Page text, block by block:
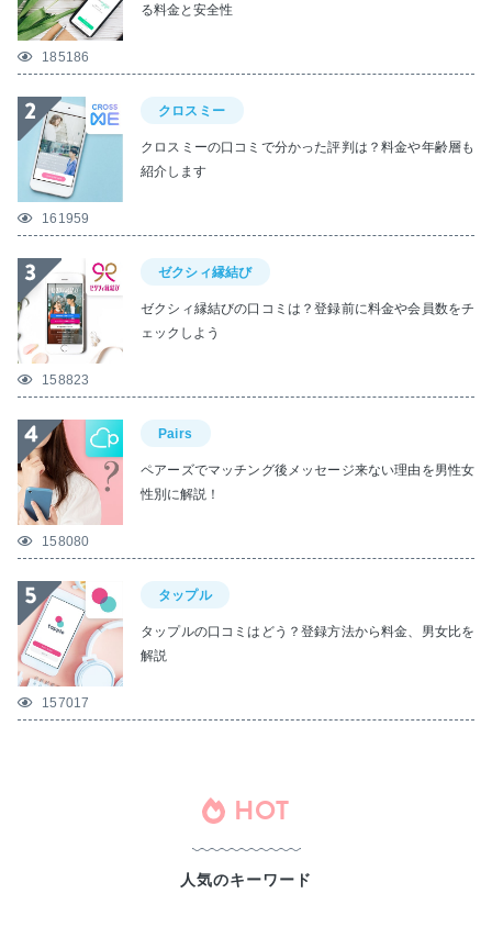
185186
る料金と安全性
161959
クロスミー
クロスミーの口コミで分かった評判は？料金や年齢層も
紹介します
158823
ゼクシィ縁結び
ゼクシィ縁結びの口コミは？登録前に料金や会員数をチ
ェックしよう
158080
Pairs
ペアーズでマッチング後メッセージ来ない理由を男性女
性別に解説！
157017
タップル
タップルの口コミはどう？登録方法から料金、男女比を
解説
HOT
人気のキーワード